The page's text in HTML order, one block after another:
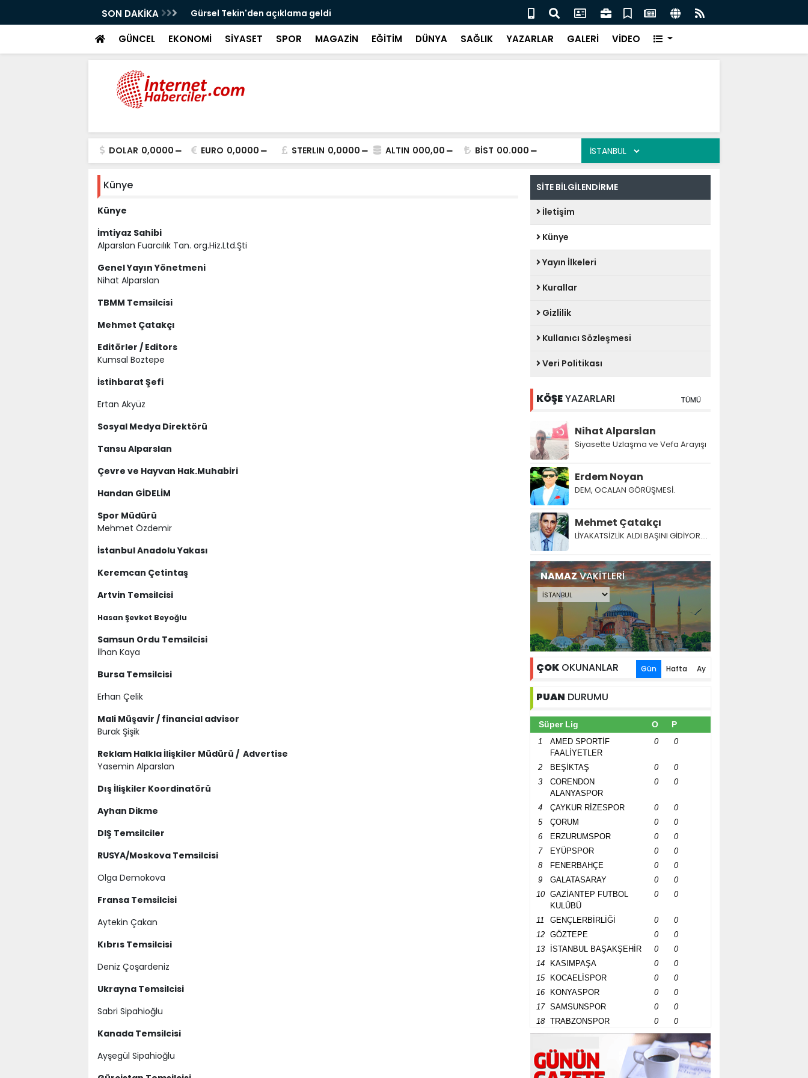
SON DAKİKA Gürsel Tekin'den açıklama geldi 3 CHP'li belediye başkanı daha AK Parti'ye katıldı:
GÜNCEL EKONOMİ SİYASET SPOR MAGAZİN EĞİTİM DÜNYA SAĞLIK YAZARLAR GALERİ VİDEO
DOLAR 0,0000 EURO 0,0000 STERLIN 0,0000 ALTIN 000,00 BİST 00.000
Künye
Künye
İmtiyaz Sahibi
Alparslan Fuarcılık Tan. org.Hiz.Ltd.Şti
Genel Yayın Yönetmeni
Nihat Alparslan
TBMM Temsilcisi
Mehmet Çatakçı
Editörler / Editors
Kumsal Boztepe
İstihbarat Şefi
Ertan Akyüz
Sosyal Medya Direktörü
Tansu Alparslan
Çevre ve Hayvan Hak.Muhabiri
Handan GİDELİM
Spor Müdürü
Mehmet Özdemir
İstanbul Anadolu Yakası
Keremcan Çetintaş
Artvin Temsilcisi
Hasan Şevket Beyoğlu
Samsun Ordu Temsilcisi
İlhan Kaya
Bursa Temsilcisi
Erhan Çelik
Mali Müşavir / financial advisor
Burak Şişik
Reklam Halkla İlişkiler Müdürü / Advertise
Yasemin Alparslan
Dış İlişkiler Koordinatörü
Ayhan Dikme
DIŞ Temsilciler
RUSYA/Moskova Temsilcisi
Olga Demokova
Fransa Temsilcisi
Aytekin Çakan
Kıbrıs Temsilcisi
Deniz Çoşardeniz
Ukrayna Temsilcisi
Sabri Sipahioğlu
Kanada Temsilcisi
Ayşegül Sipahioğlu
SİTE BİLGİLENDİRME
İletişim
Künye
Yayın İlkeleri
Kurallar
Gizlilik
Kullanıcı Sözleşmesi
Veri Politikası
KÖŞEYAZARLARI TÜMÜ
Nihat Alparslan
Siyasette Uzlaşma ve Vefa Arayışı
Erdem Noyan
DEM, OCALAN GÖRÜŞMESİ.
Mehmet Çatakçı
LİYAKATSİZLİK ALDI BAŞINI GİDİYOR....
NAMAZVAKİTLERİ
ÇOK OKUNANLAR Gün Hafta Ay
PUAN DURUMU
Süper Lig O P
1
AMED SPORTİF
FAALİYETLER
0 0
2 BEŞİKTAŞ 0
0
3
CORENDON
ALANYASPOR
0 0
4 ÇAYKUR RİZESPOR 0
0
5
ÇORUM 0
0
6
ERZURUMSPOR 0
0
7
EYÜPSPOR 0
0
8
FENERBAHÇE 0
0
9
GALATASARAY 0
0
10
GAZİANTEP FUTBOL
KULÜBÜ
0 0
11 GENÇLERBİRLİĞİ 0
0
12
GÖZTEPE 0
0
13
İSTANBUL BAŞAKŞEHİR 0
0
14
KASIMPAŞA 0
0
15
KOCAELİSPOR 0
0
16
KONYASPOR 0
0
17
SAMSUNSPOR 0
0
18
TRABZONSPOR 0 0